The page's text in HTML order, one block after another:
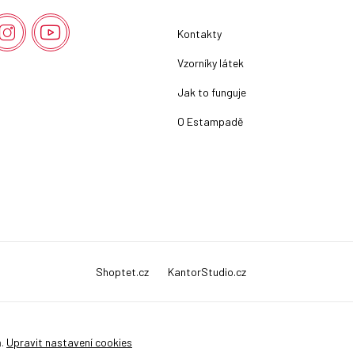
Kontakty
Vzorníky látek
Jak to funguje
O Estampadě
Shoptet.cz KantorStudio.cz
Upravit nastavení cookies